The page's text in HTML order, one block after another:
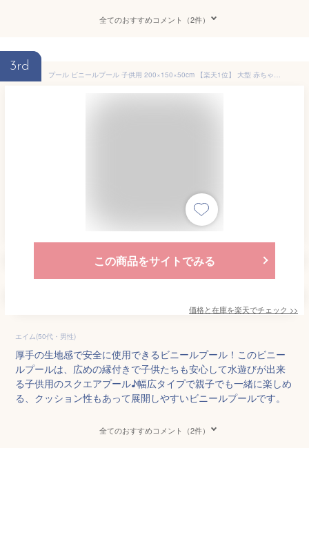
全てのおすすめコメント（2件）
3rd
プール ビニールプール 子供用 200×150×50cm 【楽天1位】 大型 赤ちゃん 家庭用 『子供たちを笑顔にするハッピーファミリープール』家庭用プール 子供用プール くすみ ＼世界シェア約60％独占契約店／ 【平日14時迄のご注文決済確定で当日発送】 送料無料
この商品をサイトでみる
価格と在庫を楽天でチェック >>
エイム(50代・男性)
厚手の生地感で安全に使用できるビニールプール！このビニー
ルプールは、広めの縁付きで子供たちも安心して水遊びが出来
る子供用のスクエアプール♪幅広タイプで親子でも一緒に楽しめ
る、クッション性もあって展開しやすいビニールプールです。
全てのおすすめコメント（2件）